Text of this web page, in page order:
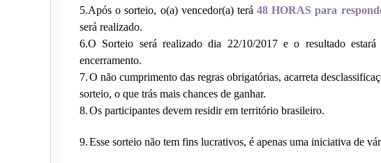
5.Após o sorteio, o(a) vencedor(a) terá48 HORAS para
será realizado.
6.O Sorteio será realizado dia 22/10/2017 e o resultado
encerramento.
7.O não cumprimento das regras obrigatórias, acarreta
sorteio, o que trás mais chances de ganhar.
8.Os participantes devem residir em território brasileiro.
9.Esse sorteio não tem fins lucrativos, é apenas uma iniciativa de